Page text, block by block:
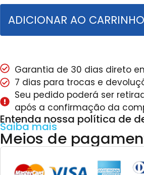
ADICIONAR AO CARRINHO
Garantia de 30 dias direto
7 dias para trocas e
Seu pedido poderá ser
após a confirmação da
Entenda nossa política de
Saiba mais
Meios de